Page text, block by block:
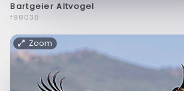
Bartgeier Altvogel
f98038
Zoom